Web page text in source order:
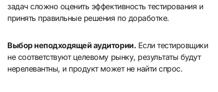
задач сложно оценить эффективность тестирования и
принять правильные решения по доработке.
Выбор неподходящей аудитории. Если тестировщики
не соответствуют целевому рынку, результаты будут
нерелевантны, и продукт может не найти спрос.